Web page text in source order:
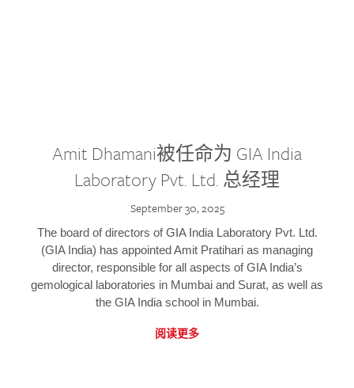
Amit Dhamani被任命为 GIA India
Laboratory Pvt. Ltd. 总经理
September 30, 2025
The board of directors of GIA India Laboratory Pvt. Ltd.
(GIA India) has appointed Amit Pratihari as managing
director, responsible for all aspects of GIA India’s
gemological laboratories in Mumbai and Surat, as well as
the GIA India school in Mumbai.
阅读更多